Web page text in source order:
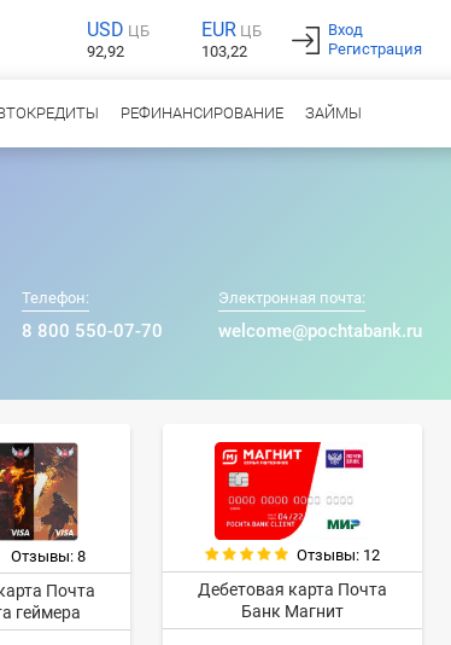
USD ЦБ
92,92
EUR ЦБ
103,22
Вход
Регистрация
РЕФИНАНСИРОВАНИЕ ЗАЙМЫ
Телефон:
8 800 550-07-70
Электронная почта:
welcome@pochtabank.ru
Отзывы: 8
Почта
геймера
Отзывы: 12
Дебетовая карта Почта
Банк Магнит